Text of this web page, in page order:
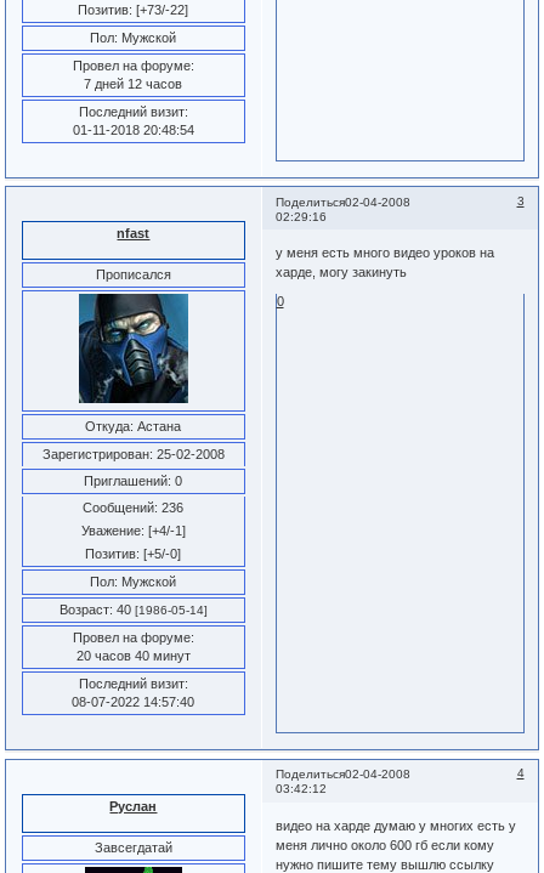
Позитив: [+73/-22]
Пол: Мужской
Провел на форуме:
7 дней 12 часов
Последний визит:
01-11-2018 20:48:54
Поделиться 3
02-04-2008
02:29:16
nfast
Прописался
Откуда: Астана
Зарегистрирован: 25-02-2008
Приглашений: 0
Сообщений: 236
Уважение: [+4/-1]
Позитив: [+5/-0]
Пол: Мужской
Возраст: 40 [1986-05-14]
Провел на форуме:
20 часов 40 минут
Последний визит:
08-07-2022 14:57:40
у меня есть много видео уроков на
харде, могу закинуть
0
Поделиться 4
02-04-2008
03:42:12
Руслан
Завсегдатай
видео на харде думаю у многих есть у
меня лично около 600 гб если кому
нужно пишите тему вышлю ссылку